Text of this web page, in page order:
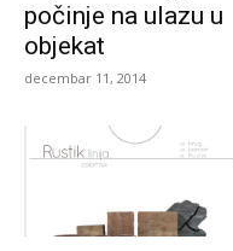
počinje na ulazu u
objekat
decembar 11, 2014